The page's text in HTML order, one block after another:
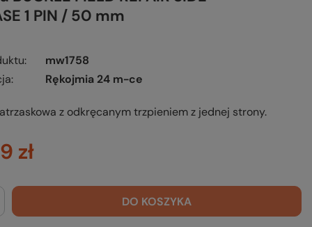
1 PIN / 50 mm
mw1758
Rękojmia 24 m-ce
z odkręcanym trzpieniem z jednej strony.
zł
DO KOSZYKA